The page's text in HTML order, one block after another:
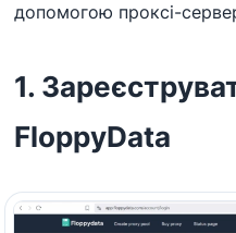
допомогою проксі-
1.
FloppyData